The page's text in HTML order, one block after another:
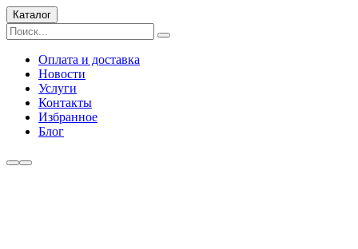
Каталог
Оплата и доставка
Новости
Услуги
Контакты
Избранное
Блог